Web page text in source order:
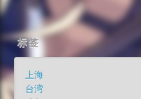
标签
上海
台湾